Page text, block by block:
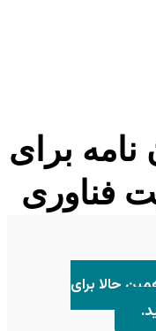
برای
برای